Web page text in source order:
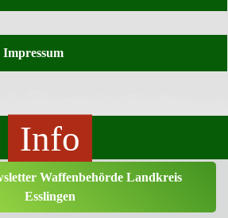
Impressum
Info
Waffenbehörde Landkreis
Esslingen